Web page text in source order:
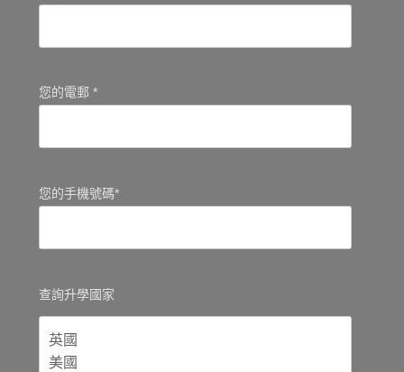
您的電郵 *
您的手機號碼*
查詢升學國家